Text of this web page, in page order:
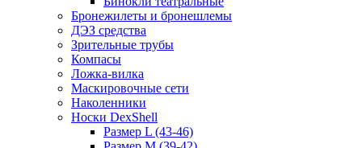
Бронежилеты и бронешлемы
ДЭЗ средства
Зрительные трубы
Компасы
Ложка-вилка
Маскировочные сети
Наколенники
Носки DexShell
Размер L (43-46)